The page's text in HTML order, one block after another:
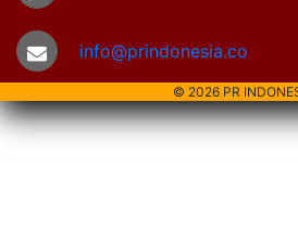
info@prindonesia.co
© 2026 PR